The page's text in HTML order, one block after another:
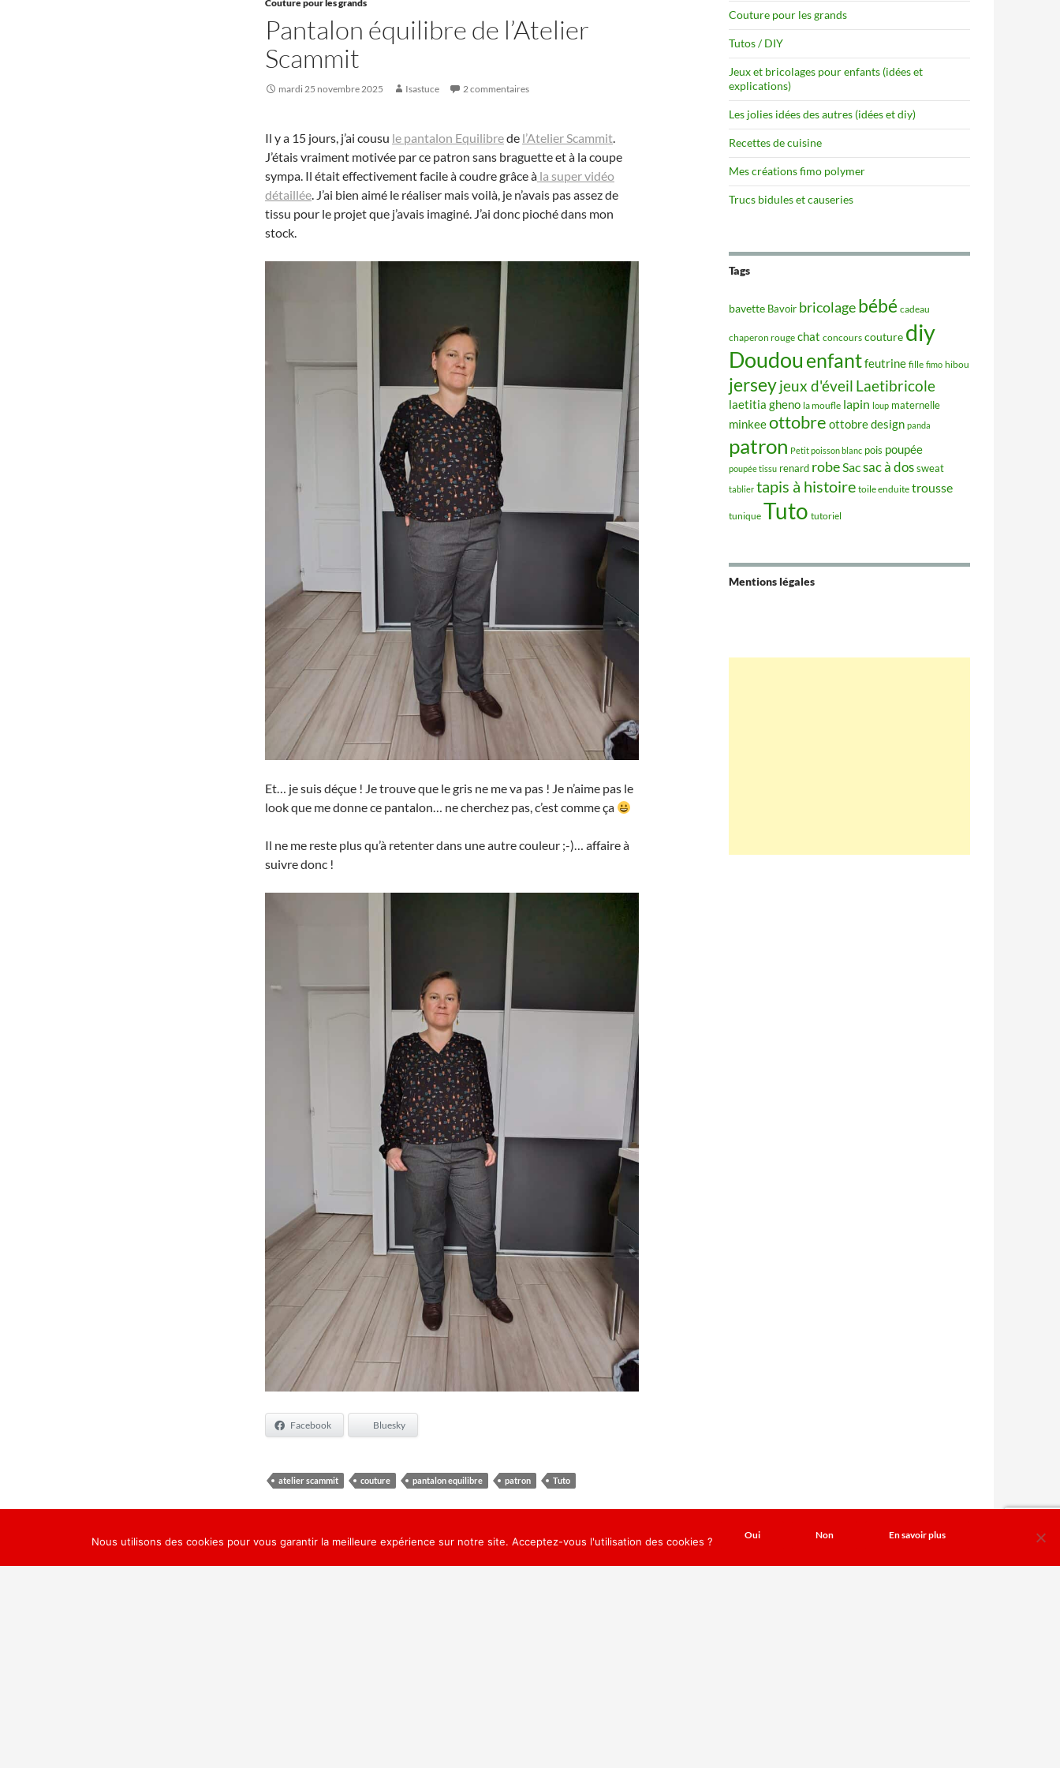
Couture pour les grands
Pantalon équilibre de l’Atelier
Scammit
mardi 25 novembre 2025 Isastuce 2 commentaires
Il y a 15 jours, j’ai cousu le pantalon Equilibrede l’Atelier Scammit.
J’étais vraiment motivée par ce patron sans braguette et à la coupe
sympa. Il était effectivement facile à coudre grâce à la super vidéo
détaillée. J’ai bien aimé le réaliser mais voilà, je n’avais pas assez de
tissu pour le projet que j’avais imaginé. J’ai donc pioché dans mon
stock.
Et… je suis déçue ! Je trouve que le gris ne me va pas ! Je n’aime pas le
look que me donne ce pantalon… ne cherchez pas, c’est comme ça
Il ne me reste plus qu’à retenter dans une autre couleur ;-)… affaire à
suivre donc !
Facebook Bluesky
atelier scammit couture pantalon equilibre patron Tuto
Couture pour les grands
Tutos / DIY
Jeux et bricolages pour enfants (idées et
explications)
Les jolies idées des autres (idées et diy)
Recettes de cuisine
Mes créations fimo polymer
Trucs bidules et causeries
Tags
bavette Bavoir bricolagebébé cadeau
chaperon rouge chat concours couture diy
Doudou enfantfeutrine fille fimo hibou
jerseyjeux d'éveil Laetibricole
laetitia gheno la moufle lapin loup maternelle
minkeeottobre ottobre design panda
patron Petit poisson blanc pois poupée
poupée tissu renard robeSacsac à dossweat
tablier tapis à histoire toile enduite trousse
tunique Tuto tutoriel
Mentions légales
Nous utilisons des cookies pour vous garantir la meilleure expérience sur notre site. Acceptez-vous l'utilisation des cookies ?
Oui Non En savoir plus